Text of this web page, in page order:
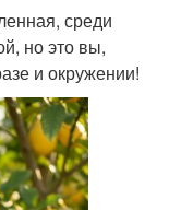
среди
но это вы,
и окружении!